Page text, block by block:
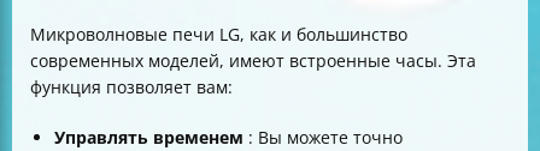
Микроволновые печи LG, как и большинство
современных моделей, имеют встроенные часы. Эта
функция позволяет вам:
Управлять временем : Вы можете точно